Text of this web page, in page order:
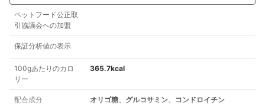
ペットフード公正取
引協議会への加盟
保証分析値の表示
100gあたりのカロ
リー
365.7kcal
配合成分 オリゴ糖、グルコサミン、コンドロイチン